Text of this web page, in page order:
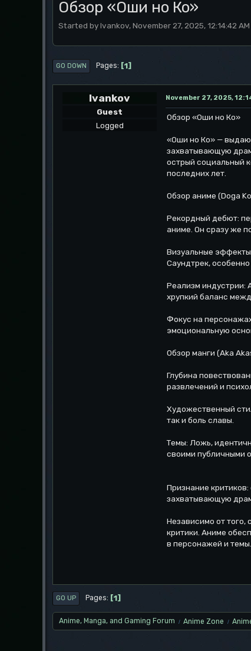
Обзор «Оши но Ко»
Started by Ivankov, November 27, 2025, 12:14:42 AM
GO DOWN Pages 1
Ivankov
Guest
Logged
November 27, 2025,
Обзор «Оши но Ко»
«Оши но Ко» —
захватывающую
острый социальный
последних лет.
Обзор аниме (Doga
Рекордный дебют:
аниме. Он сразу же
Визуальные эффекты
Саундтрек, особенно
Реализм индустрии:
хрупкий баланс
Фокус на
эмоциональную
Обзор манги (Aka
Глубина
развлечений и
Художественный
так и боль славы.
Темы: Ложь,
своими публичными
Признание
захватывающую
Независимо от того,
критики. Аниме
в персонажей и
GO UP Pages 1
Anime, Manga, and Gaming Forum / Anime Zone /